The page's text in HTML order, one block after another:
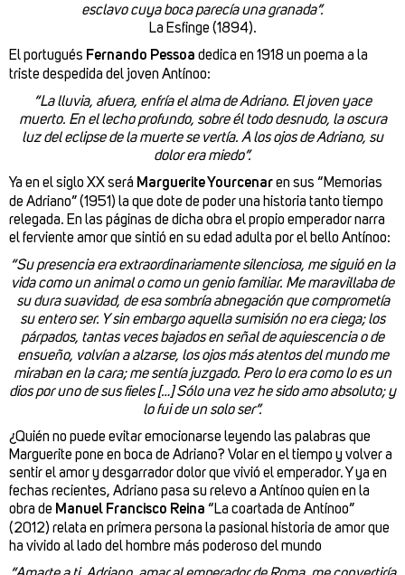
esclavo cuya boca parecía una granada”.
La Esfinge (1894).
El portugués Fernando Pessoa dedica en 1918 un poema a la
triste despedida del joven Antínoo:
“La lluvia, afuera, enfría el alma de Adriano. El joven yace
muerto. En el lecho profundo, sobre él todo desnudo, la oscura
luz del eclipse de la muerte se vertía. A los ojos de Adriano, su
dolor era miedo”.
Ya en el siglo XX será Marguerite Yourcenaren sus “Memorias
de Adriano” (1951) la que dote de poder una historia tanto tiempo
relegada. En las páginas de dicha obra el propio emperador narra
el ferviente amor que sintió en su edad adulta por el bello Antínoo:
“Su presencia era extraordinariamente silenciosa, me siguió en la
vida como un animal o como un genio familiar. Me maravillaba de
su dura suavidad, de esa sombría abnegación que comprometía
su entero ser. Y sin embargo aquella sumisión no era ciega; los
párpados, tantas veces bajados en señal de aquiescencia o de
ensueño, volvían a alzarse, los ojos más atentos del mundo me
miraban en la cara; me sentía juzgado. Pero lo era como lo es un
dios por uno de sus fieles […] Sólo una vez he sido amo absoluto; y
lo fui de un solo ser”.
¿Quién no puede evitar emocionarse leyendo las palabras que
Marguerite pone en boca de Adriano? Volar en el tiempo y volver a
sentir el amor y desgarrador dolor que vivió el emperador. Y ya en
fechas recientes, Adriano pasa su relevo a Antínoo quien en la
obra de Manuel Francisco Reina “La coartada de Antínoo”
(2012) relata en primera persona la pasional historia de amor que
ha vivido al lado del hombre más poderoso del mundo